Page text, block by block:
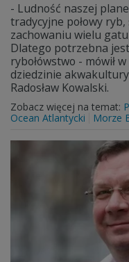
- Ludność naszej
tradycyjne połowy
zachowaniu wielu
Dlatego potrzebna
rybołówstwo - mówił
dziedzinie
Radosław Kowalski.
Zobacz więcej na temat:
Ocean Atlantycki
Morze